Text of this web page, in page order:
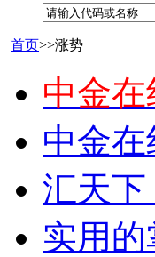
首页>>涨势
中金
中金
汇天
实用